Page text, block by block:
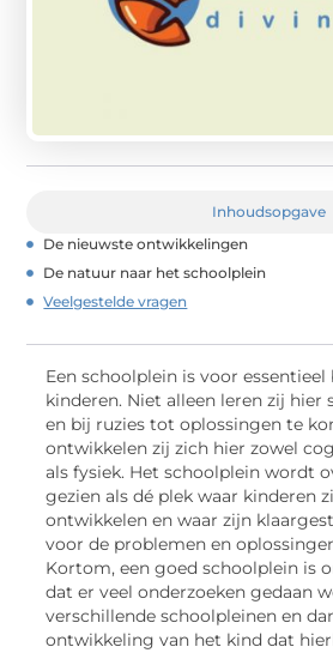
Inhoudsopgave
De nieuwste ontwikkelingen
De natuur naar het schoolplein
Veelgestelde vragen
Een schoolplein is voor essentieel
kinderen. Niet alleen leren zij hier
en bij ruzies tot oplossingen te
ontwikkelen zij zich hier zowel
als fysiek. Het schoolplein wordt
gezien als dé plek waar kinderen
ontwikkelen en waar zijn
voor de problemen en
Kortom, een goed schoolplein is
dat er veel onderzoeken gedaan
verschillende schoolpleinen en
ontwikkeling van het kind dat